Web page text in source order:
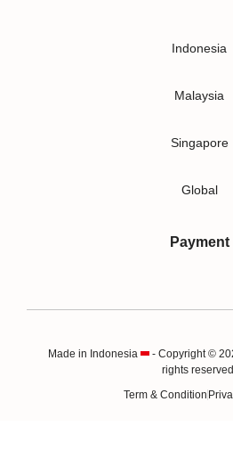
Indonesia
Malaysia
Singapore
Global
Payment
Made in Indonesia
- Copyright ©
rights
Term & Condition